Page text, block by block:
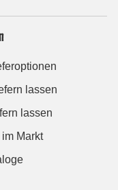
lassen
lassen
Markt